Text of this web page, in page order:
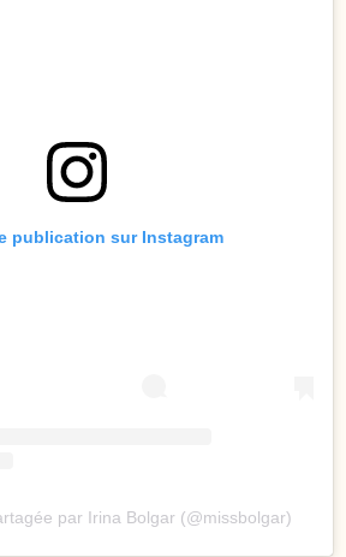
publication sur Instagram
par Irina Bolgar (@missbolgar)